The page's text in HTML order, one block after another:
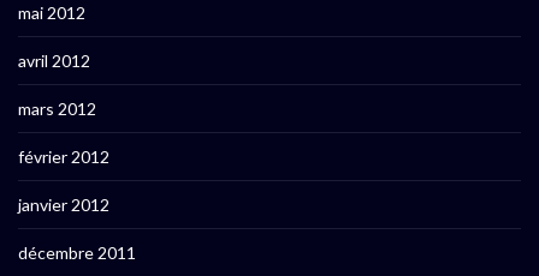
mai 2012
avril 2012
mars 2012
février 2012
janvier 2012
décembre 2011